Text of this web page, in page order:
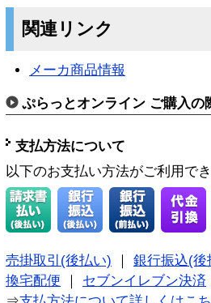
関連リンク
メーカ商品情報
ぷらっとオンライン ご購入の
支払方法について
以下のお支払い方法がご利用で
売掛取引(後払い)
銀行振込(後
換宅配便
セブンイレブン決済